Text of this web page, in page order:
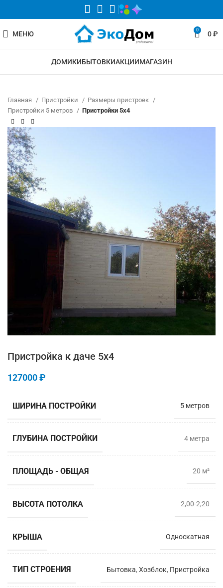
МЕНЮ 0 0₽
ДОМИКИБЫТОВКИАКЦИИМАГАЗИН
Главная Пристройки
Размеры пристроек
Пристройки 5 метров
Пристройки 5х4
Пристройка к даче 5х4
127000₽
ШИРИНА ПОСТРОЙКИ 5 метров
ГЛУБИНА ПОСТРОЙКИ 4 метрa
ПЛОЩАДЬ - ОБЩАЯ 20 м²
ВЫСОТА ПОТОЛКА 2,00-2,20
КРЫША Односкатная
ТИП СТРОЕНИЯ Бытовка, Хозблок, Пристройка